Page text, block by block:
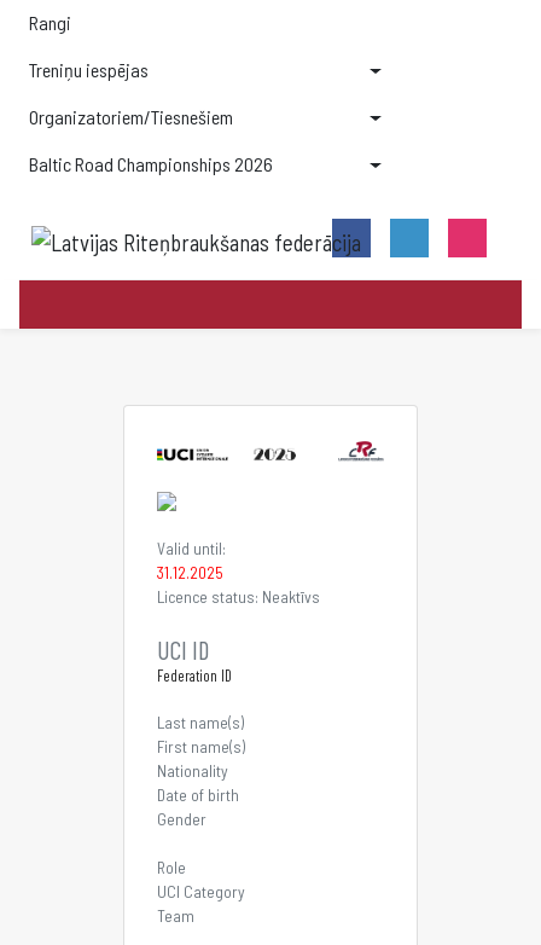
Rangi
Treniņu iespējas
Organizatoriem/Tiesnešiem
Baltic Road Championships 2026
Valid until:
31.12.2025
Licence status: Neaktīvs
UCI ID
Federation ID
Last name(s)
First name(s)
Nationality
Date of birth
Gender
Role
UCI Category
Team